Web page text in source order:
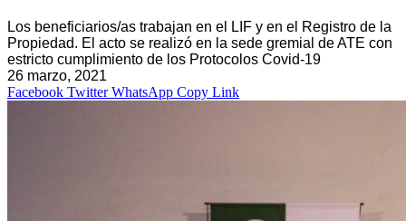
Los beneficiarios/as trabajan en el LIF y en el Registro de la
Propiedad. El acto se realizó en la sede gremial de ATE con
estricto cumplimiento de los Protocolos Covid-19
26 marzo, 2021
Facebook Twitter WhatsApp Copy Link